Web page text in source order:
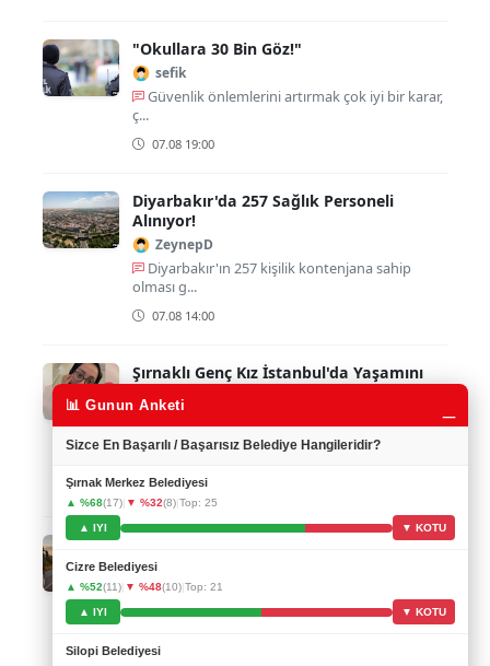
"Okullara 30 Bin Göz!"
sefik
Güvenlik önlemlerini artırmak çok iyi bir karar,
ç...
07.08 19:00
Diyarbakır'da 257 Sağlık Personeli
Alınıyor!
ZeynepD
Diyarbakır'ın 257 kişilik kontenjana sahip
olması g...
07.08 14:00
Şırnaklı Genç Kız İstanbul'da Yaşamını
MiranAva
Merve Oktay'ın trajik ölüm haberi çok üzücü,
gen...
07.08 12:00
Şırnak'ta Gençlere Özel Gezi Fırsatı
Elif7373
Üniversite öğrencilerine böyle bir fırsat
sunulmas...
📊 Gunun Anketi
Sizce En Başarılı / Başarısız Belediye Hangileridir?
Şırnak Merkez Belediyesi
▲ %68(17)| ▼ %32(8)|Top: 25
▲ IYI ▼ KOTU
Cizre Belediyesi
▲ %52(11)| ▼ %48(10)|Top: 21
▲ IYI ▼ KOTU
Silopi Belediyesi